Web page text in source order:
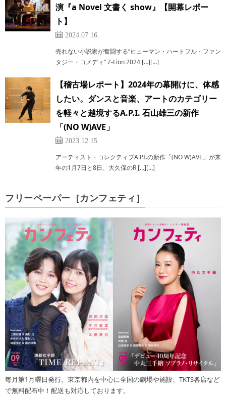
演『a Novel ⽂書く show』【開幕レポー
ト】
2024.07.16
売れない小説家が奮闘する“ヒューマン・ハートフル・ファン
タジー・コメディ” Z-Lion 2024 […][…]
【稽古場レポート】2024年の幕開けに、体感
したい。ダンスと音楽、アートのカテゴリー
を軽々と越境するA.P.I. 石山雄三の新作
「(NO W)AVE」
2023.12.15
アーティスト・コレクティブA.P.I.の新作「(NO W)AVE」が来
年の1月7日と8日、大久保のR […][…]
フリーペーパー［カンフェティ］
毎月第1月曜日発行。東京都内を中心に全国の劇場や施設、TKTS各店など
で無料配布中！配送も対応しております。